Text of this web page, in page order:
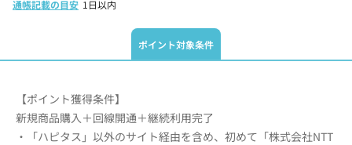
通帳記載の目安 1日以内
ポイント対象条件
【ポイント獲得条件】
新規商品購入＋回線開通＋継続利用完了
・「ハピタス」以外のサイト経由を含め、初めて「株式会社NTT